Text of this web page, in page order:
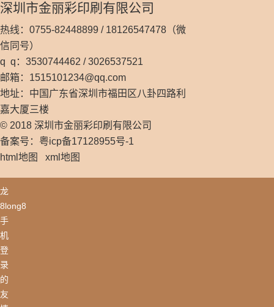
深圳市金丽彩印刷有限公司
热线：0755-82448899 / 18126547478（微
信同号）
q q：3530744462 / 3026537521
邮箱： 1515101234@qq.com
地址：中国广东省深圳市福田区八卦四路利
嘉大厦三楼
© 2018 深圳市金丽彩印刷有限公司
备案号：粤icp备17128955号-1
html地图
xml地图
龙
8long8
手
机
登
录
的
友